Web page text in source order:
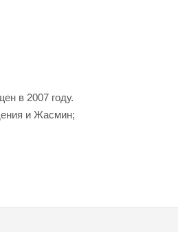
в 2007 году.
и Жасмин;